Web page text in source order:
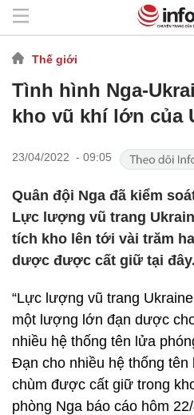
Thế giới
Tình hình Nga-
kho vũ khí lớn của
23/04/2022 - 09:05
Quân đội Nga đã kiểm
Lực lượng vũ trang
tích kho lên tới vài trăm
dược được cất giữ tại đây.
“Lực lượng vũ trang
một lượng lớn đạn dược
nhiều hệ thống tên lửa
Đạn cho nhiều hệ thống
chùm được cất giữ trong
phòng Nga báo cáo hôm